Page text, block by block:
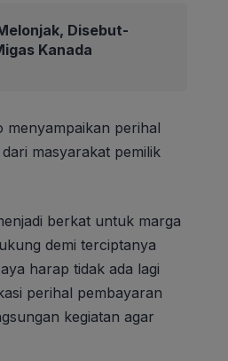
Disebut-
Kanada
menyampaikan perihal
masyarakat pemilik
berkat untuk marga
demi terciptanya
harap tidak ada lagi
perihal pembayaran
kegiatan agar